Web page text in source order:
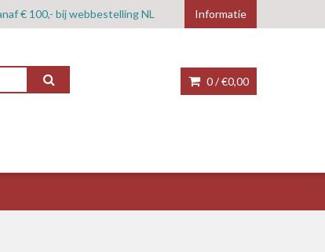
€ 100,- bij webbestelling NL Informatie
0 /€0,00